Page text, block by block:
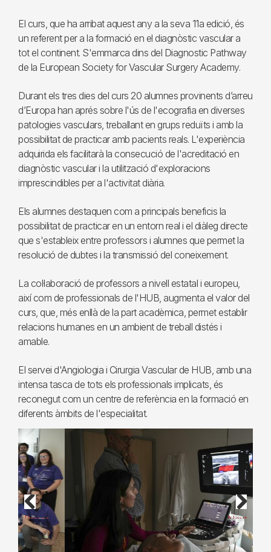
El curs, que ha arribat aquest any a la seva 11a edició, és
un referent per a la formació en el diagnòstic vascular a
tot el continent. S'emmarca dins del Diagnostic Pathway
de la European Society for Vascular Surgery Academy.
Durant els tres dies del curs 20 alumnes provinents d’arreu
d’Europa han aprés sobre l'ús de l'ecografia en diverses
patologies vasculars, treballant en grups reduïts i amb la
possibilitat de practicar amb pacients reals. L'experiència
adquirida els facilitarà la consecució de l'acreditació en
diagnòstic vascular i la utilització d'exploracions
imprescindibles per a l'activitat diària.
Els alumnes destaquen com a principals beneficis la
possibilitat de practicar en un entorn real i el diàleg directe
que s'estableix entre professors i alumnes que permet la
resolució de dubtes i la transmissió del coneixement.
La col·laboració de professors a nivell estatal i europeu,
així com de professionals de l'HUB, augmenta el valor del
curs, que, més enllà de la part acadèmica, permet establir
relacions humanes en un ambient de treball distés i
amable.
El servei d'Angiologia i Cirurgia Vascular de HUB, amb una
intensa tasca de tots els professionals implicats, és
reconegut com un centre de referència en la formació en
diferents àmbits de l'especialitat.
Previous Next